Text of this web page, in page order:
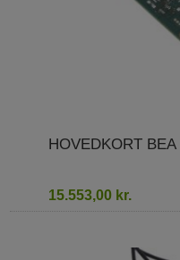
HOVEDKORT
15.553,00 kr.